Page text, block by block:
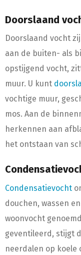
Doorslaand
Doorslaand vocht
aan de buiten- als
opstijgend vocht,
muur. U kunt
vochtige muur,
mos. Aan de
herkennen aan
het ontstaan van
Condensatievocht
douchen, wassen
woonvocht
geventileerd, stijgt
neerdalen op koele